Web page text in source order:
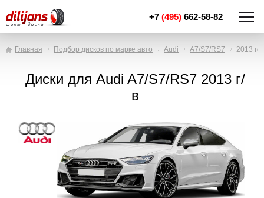
+7 (495) 662-58-82
Главная Подбор дисков по марке авто Audi A7/S7/RS7 2013
Диски для Audi A7/S7/RS7 2013 г/
в